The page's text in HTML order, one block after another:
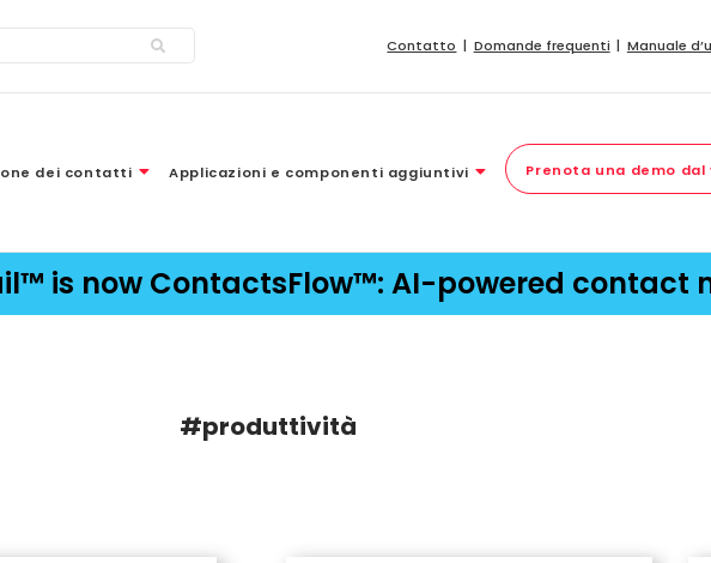
Contatto Domande frequenti Manuale
dei contatti Applicazioni e componenti aggiuntivi Prenota una demo dal
is now ContactsFlow™: AI-powered contact
#produttività